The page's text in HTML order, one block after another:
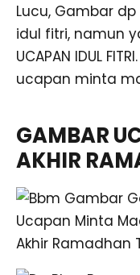
Lucu, Gambar
idul fitri, namun
UCAPAN IDUL
ucapan minta
GAMBAR
AKHIR